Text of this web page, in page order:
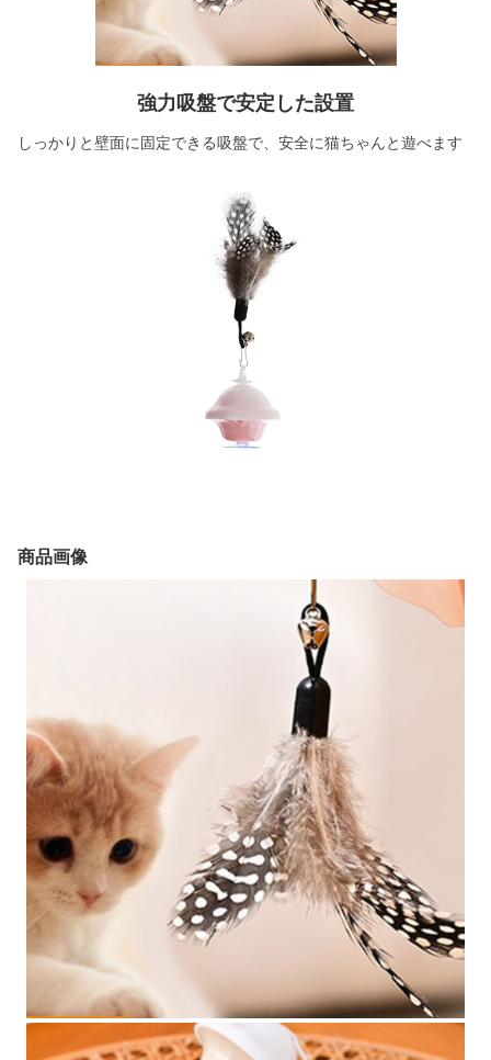
強力吸盤で安定した設置
しっかりと壁面に固定できる吸盤で、安全に猫ちゃんと遊べます
商品画像